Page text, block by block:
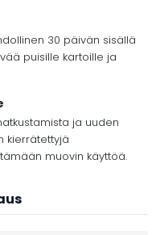
30 päivän sisällä
puisille kartoille ja
ja uuden
kierrätettyjä
muovin käyttöä.